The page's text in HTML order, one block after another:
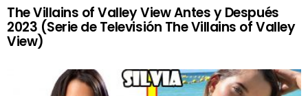
The Villains of Valley View Antes y Después
2023 (Serie de Televisión The Villains of Valley
View)